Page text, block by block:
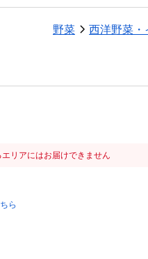
野菜 西洋野菜・
リアにはお届けできません
ら